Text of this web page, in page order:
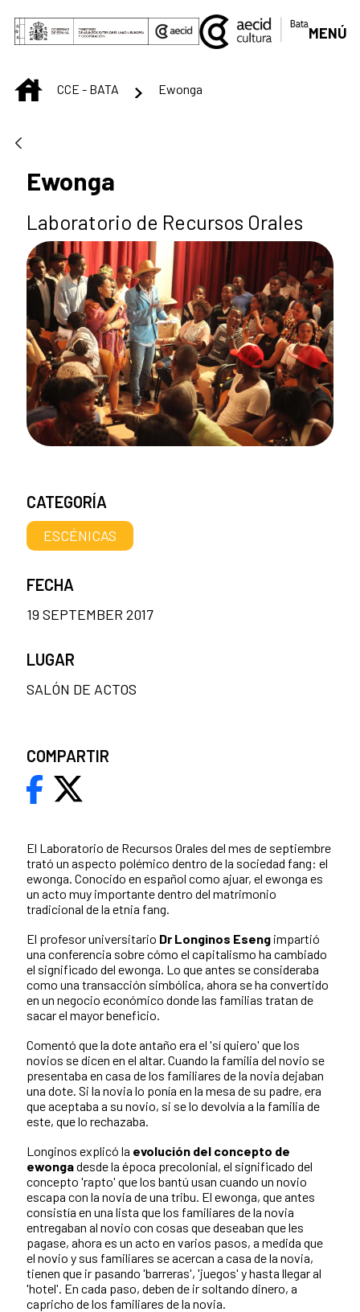
Skip to Main Content
MENÚ
INICIOCCE - BATA Ewonga
Ewonga
Laboratorio de Recursos Orales
El Laboratorio de Recursos Orales del mes de septiembre
trató un aspecto polémico dentro de la sociedad fang: el
ewonga. Conocido en español como ajuar, el ewonga es
un acto muy importante dentro del matrimonio
tradicional de la etnia fang.
El profesor universitario Dr Longinos Eseng impartió
una conferencia sobre cómo el capitalismo ha cambiado
el significado del ewonga. Lo que antes se consideraba
como una transacción simbólica, ahora se ha convertido
en un negocio económico donde las familias tratan de
sacar el mayor beneficio.
Comentó que la dote antaño era el 'sí quiero' que los
novios se dicen en el altar. Cuando la familia del novio se
presentaba en casa de los familiares de la novia dejaban
una dote. Si la novia lo ponía en la mesa de su padre, era
que aceptaba a su novio, si se lo devolvía a la familia de
este, que lo rechazaba.
Longinos explicó la evolución del concepto de
ewongadesde la época precolonial, el significado del
concepto 'rapto' que los bantú usan cuando un novio
escapa con la novia de una tribu. El ewonga, que antes
consistía en una lista que los familiares de la novia
entregaban al novio con cosas que deseaban que les
pagase, ahora es un acto en varios pasos, a medida que
el novio y sus familiares se acercan a casa de la novia,
tienen que ir pasando 'barreras', 'juegos' y hasta llegar al
'hotel'. En cada paso, deben de ir soltando dinero, a
capricho de los familiares de la novia.
CATEGORÍA
ESCÉNICAS
FECHA
19 SEPTEMBER 2017
LUGAR
SALÓN DE ACTOS
COMPARTIR